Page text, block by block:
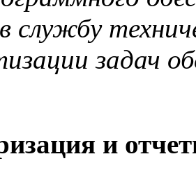
службу
задач
и